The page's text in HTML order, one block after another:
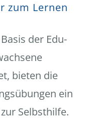
zum Lernen
der Edu-
bieten die
ein
Selbsthilfe.